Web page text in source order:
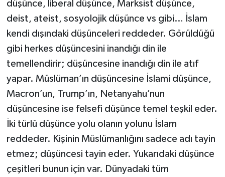
düşünce, liberal düşünce, Marksist düşünce,
deist, ateist, sosyolojik düşünce vs gibi… İslam
kendi dışındaki düşünceleri reddeder. Görüldüğü
gibi herkes düşüncesini inandığı din ile
temellendirir; düşüncesine inandığı din ile atıf
yapar. Müslüman’ın düşüncesine İslami düşünce,
Macron’un, Trump’ın, Netanyahu’nun
düşüncesine ise felsefi düşünce temel teşkil eder.
İki türlü düşünce yolu olanın yolunu İslam
reddeder. Kişinin Müslümanlığını sadece adı tayin
etmez; düşüncesi tayin eder. Yukarıdaki düşünce
çeşitleri bunun için var. Dünyadaki tüm